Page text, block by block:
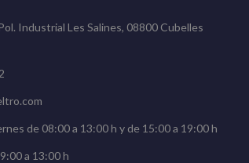
Industrial Les Salines, 08800 Cubelles
de 08:00 a 13:00 h y de 15:00 a 19:00 h
a 13:00 h